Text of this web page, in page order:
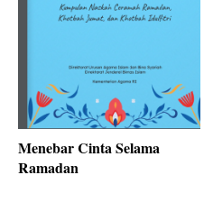
Menebar Cinta Selama
Ramadan